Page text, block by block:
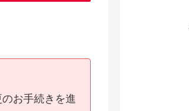
お手続きを進